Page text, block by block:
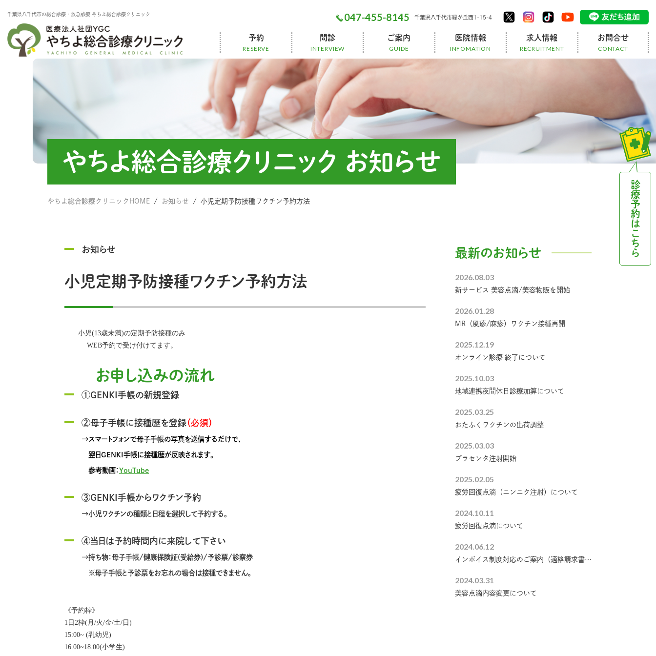
千葉県⼋千代市の総合診療・救急診療 やちよ総合診療クリニック 047-455-8145 千葉県⼋千代市緑が丘⻄1-15-4
予約
RESERVE
一般診療
人間ドック
健康診断
小児予防接種
美容注射
問診
INTERVIEW
発熱外来問診
一般診察問診
ご案内
GUIDE
診療科目
院内設備
無料送迎
人間ドック
マイページ
医院情報
INFOMATION
ブログ
スタッフ
お知らせ
架け橋チーム
訪問リハビリ
求人情報
RECRUITMENT
医師募集
スタッフ募集
医療事務の1日
お問合せ
CONTACT
診療予約
はこちら
やちよ総合診療クリニック お知らせ
やちよ総合診療クリニックHOME お知らせ 小児定期予防接種ワクチン予約方法
お知らせ
小児定期予防接種ワクチン予約方法
小児(13歳未満)の定期予防接種のみ
WEB予約で受け付けてます。
お申し込みの流れ
①GENKI手帳の新規登録
②母子手帳に接種歴を登録（必須）
→スマートフォンで母子手帳の写真を送信するだけで、
翌日GENKI手帳に接種歴が反映されます。
参考動画：YouTube
③GENKI手帳からワクチン予約
→小児ワクチンの種類と日程を選択して予約する。
④当日は予約時間内に来院して下さい
→持ち物：母子手帳/健康保険証(受給券)/予診票/診察券
※母子手帳と予診票をお忘れの場合は接種できません。
《予約枠》
1日2枠(月/火/金/土/日)
15:00~ (乳幼児)
16:00~18:00(小学生)
最新のお知らせ
2026.08.03
新サービス 美容点滴/美容物販を開始
2026.01.28
MR（風疹/麻疹）ワクチン接種再開
2025.12.19
オンライン診療 終了について
2025.10.03
地域連携夜間休日診療加算について
2025.03.25
おたふくワクチンの出荷調整
2025.03.03
プラセンタ注射開始
2025.02.05
疲労回復点滴（ニンニク注射）について
2024.10.11
疲労回復点滴について
2024.06.12
インボイス制度対応のご案内（適格請求書番号の確認）
2024.03.31
美容点滴内容変更について